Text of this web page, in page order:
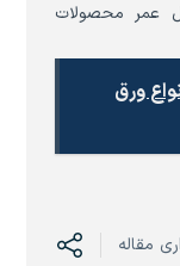
عمر محصولات
ورق
مقاله